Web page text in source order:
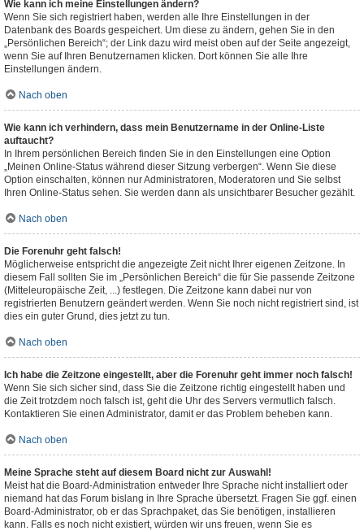
Wie kann ich meine Einstellungen ändern?
Wenn Sie sich registriert haben, werden alle Ihre Einstellungen in der
Datenbank des Boards gespeichert. Um diese zu ändern, gehen Sie in den
„Persönlichen Bereich“; der Link dazu wird meist oben auf der Seite angezeigt,
wenn Sie auf Ihren Benutzernamen klicken. Dort können Sie alle Ihre
Einstellungen ändern.
Nach oben
Wie kann ich verhindern, dass mein Benutzername in der Online-Liste
auftaucht?
In Ihrem persönlichen Bereich finden Sie in den Einstellungen eine Option
„Meinen Online-Status während dieser Sitzung verbergen“. Wenn Sie diese
Option einschalten, können nur Administratoren, Moderatoren und Sie selbst
Ihren Online-Status sehen. Sie werden dann als unsichtbarer Besucher gezählt.
Nach oben
Die Forenuhr geht falsch!
Möglicherweise entspricht die angezeigte Zeit nicht Ihrer eigenen Zeitzone. In
diesem Fall sollten Sie im „Persönlichen Bereich“ die für Sie passende Zeitzone
(Mitteleuropäische Zeit, ...) festlegen. Die Zeitzone kann dabei nur von
registrierten Benutzern geändert werden. Wenn Sie noch nicht registriert sind, ist
dies ein guter Grund, dies jetzt zu tun.
Nach oben
Ich habe die Zeitzone eingestellt, aber die Forenuhr geht immer noch falsch!
Wenn Sie sich sicher sind, dass Sie die Zeitzone richtig eingestellt haben und
die Zeit trotzdem noch falsch ist, geht die Uhr des Servers vermutlich falsch.
Kontaktieren Sie einen Administrator, damit er das Problem beheben kann.
Nach oben
Meine Sprache steht auf diesem Board nicht zur Auswahl!
Meist hat die Board-Administration entweder Ihre Sprache nicht installiert oder
niemand hat das Forum bislang in Ihre Sprache übersetzt. Fragen Sie ggf. einen
Board-Administrator, ob er das Sprachpaket, das Sie benötigen, installieren
kann. Falls es noch nicht existiert, würden wir uns freuen, wenn Sie es